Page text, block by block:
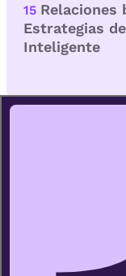
15 Relaciones
Estrategias
Inteligente
con IA y Plan